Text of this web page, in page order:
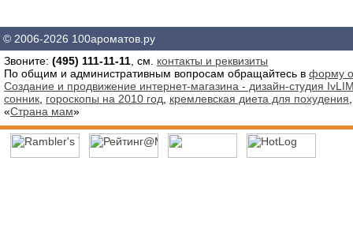
© 2006-2026 100ароматов.ру
Звоните: (495) 111-11-11 , см. контакты и реквизиты
По общим и административным вопросам обращайтесь в форму
Создание и продвижение интернет-магазина - дизайн-студия
сонник гороскопы на 2010 год кремлевская диета для похудения
«Страна мам»